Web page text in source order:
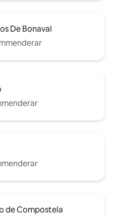
De Bonaval
de Compostela